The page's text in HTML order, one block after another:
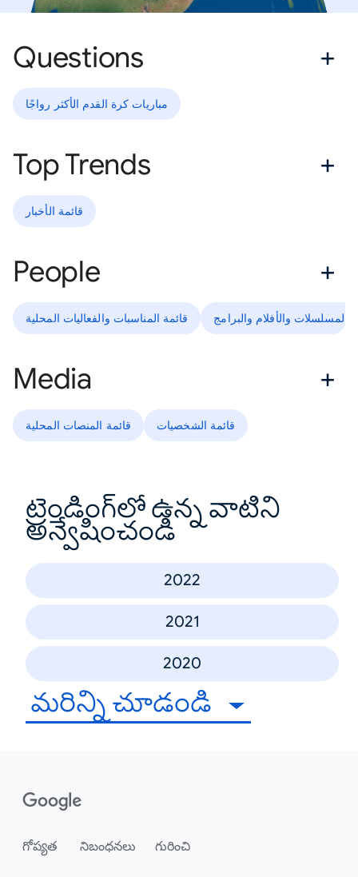
Questions
مباريات كرة القدم الأكثر رواجًا
Top Trends
قائمة الأخبار
People
قائمة المناسبات والفعاليات المحلية المسلسلات والأفلام والبرامج
Media
قائمة المنصات المحلية قائمة الشخصيات
ట్రెండింగ్‌లో ఉన్న వాటిని
అన్వేషించండి
2022
2021
2020
మరిన్ని చూడండి
గోప్యత నిబంధనలు గురించి